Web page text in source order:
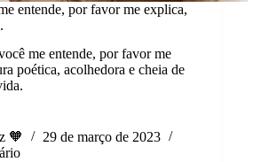
entende, por favor me explica,
me entende, por favor me
poética, acolhedora e cheia de
🧡
29 de março de 2023